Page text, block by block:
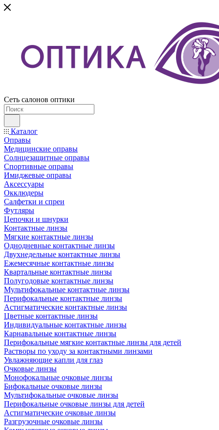
Сеть салонов оптики
Каталог
Оправы
Медицинские оправы
Солнцезащитные оправы
Спортивные оправы
Имиджевые оправы
Аксессуары
Окклюдеры
Салфетки и спреи
Футляры
Цепочки и шнурки
Контактные линзы
Мягкие контактные линзы
Однодневные контактные линзы
Двухнедельные контактные линзы
Ежемесячные контактные линзы
Квартальные контактные линзы
Полугодовые контактные линзы
Мультифокальные контактные линзы
Перифокальные контактные линзы
Астигматические контактные линзы
Цветные контактные линзы
Индивидуальные контактные линзы
Карнавальные контактные линзы
Перифокальные мягкие контактные линзы для детей
Растворы по уходу за контактными линзами
Увлажняющие капли для глаз
Очковые линзы
Монофокальные очковые линзы
Бифокальные очковые линзы
Мультифокальные очковые линзы
Перифокальные очковые линзы для детей
Астигматические очковые линзы
Разгрузочные очковые линзы